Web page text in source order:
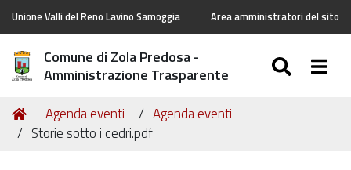
Unione Valli del Reno Lavino Samoggia Area amministratori del sito
Comune di Zola Predosa -
Amministrazione Trasparente
Tu
sei
Home
Agenda eventi
Agenda eventi
Storie sotto i cedri.pdf